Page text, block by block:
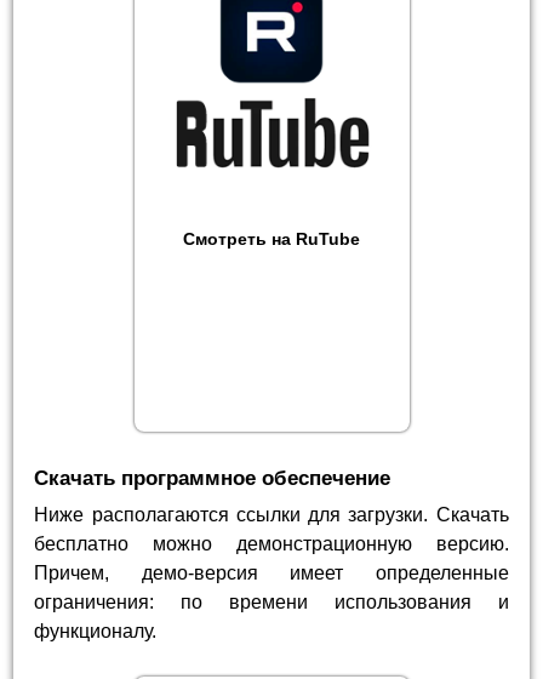
Смотреть на RuTube
Скачать программное обеспечение
Ниже располагаются ссылки для загрузки. Скачать
бесплатно можно демонстрационную версию.
Причем, демо-версия имеет определенные
ограничения: по времени использования и
функционалу.